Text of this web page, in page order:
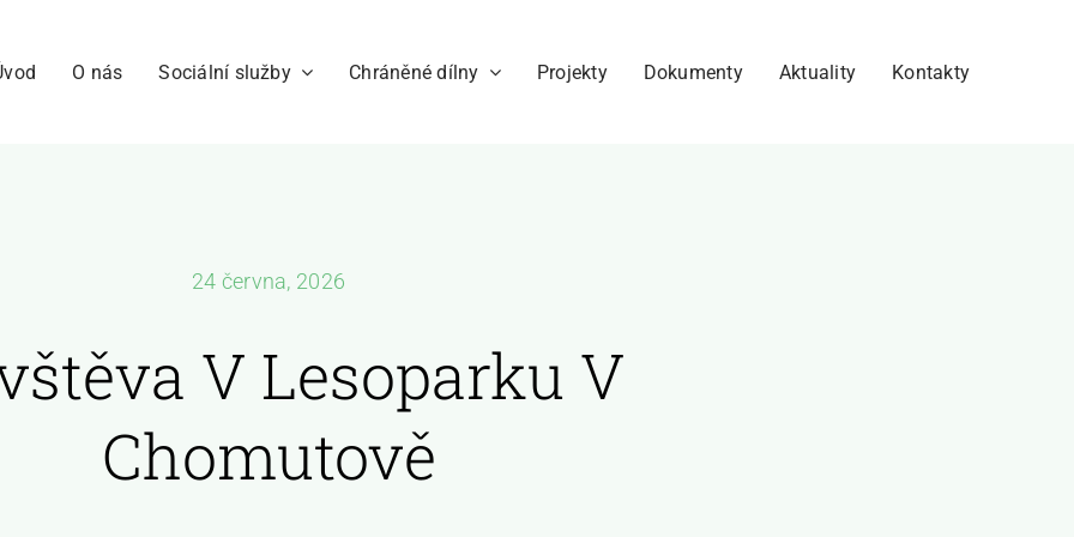
O nás Sociální služby Chráněné dílny Projekty Dokumenty Aktuality Kontakty
24 června, 2026
V Lesoparku V
Chomutově